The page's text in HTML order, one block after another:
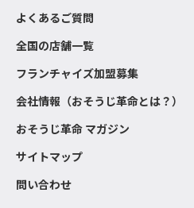
よくあるご質問
全国の店舗一覧
フランチャイズ加盟募集
会社情報（おそうじ革命とは？）
おそうじ革命 マガジン
サイトマップ
問い合わせ